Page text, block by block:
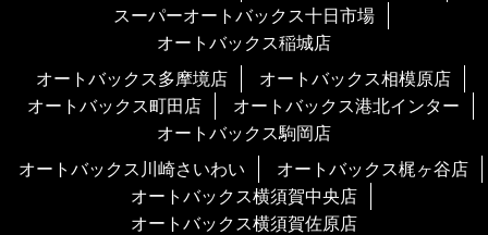
スーパーオートバックス十日市場
オートバックス稲城店
オートバックス多摩境店
オートバックス相模原店
オートバックス町田店
オートバックス港北インター
オートバックス駒岡店
オートバックス川崎さいわい
オートバックス梶ヶ谷店
オートバックス横須賀中央店
オートバックス横須賀佐原店